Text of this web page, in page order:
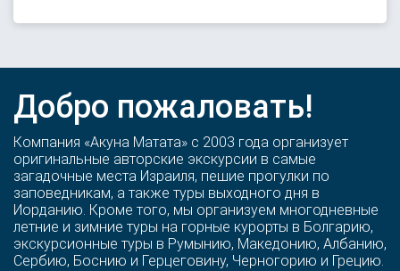
Добро пожаловать!
Компания «Акуна Матата» с 2003 года организует
оригинальные авторские экскурсии в самые
загадочные места Израиля, пешие прогулки по
заповедникам, а также туры выходного дня в
Иорданию. Кроме того, мы организуем многодневные
летние и зимние туры на горные курорты в Болгарию,
экскурсионные туры в Румынию, Македонию, Албанию,
Сербию, Боснию и Герцеговину, Черногорию и Грецию.